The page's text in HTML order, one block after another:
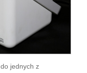
jednych z